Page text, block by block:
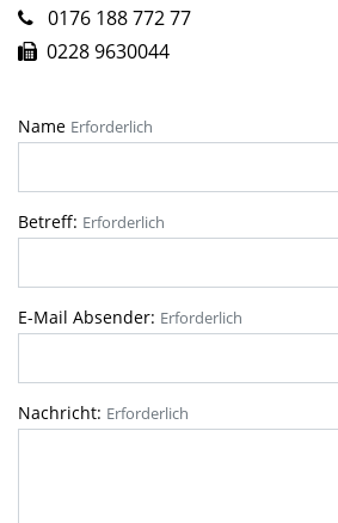
0176 188 772 77
0228 9630044
Name Erforderlich
Betreff: Erforderlich
E-Mail Absender: Erforderlich
Nachricht: Erforderlich